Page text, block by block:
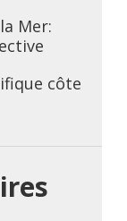
Mer:
côte